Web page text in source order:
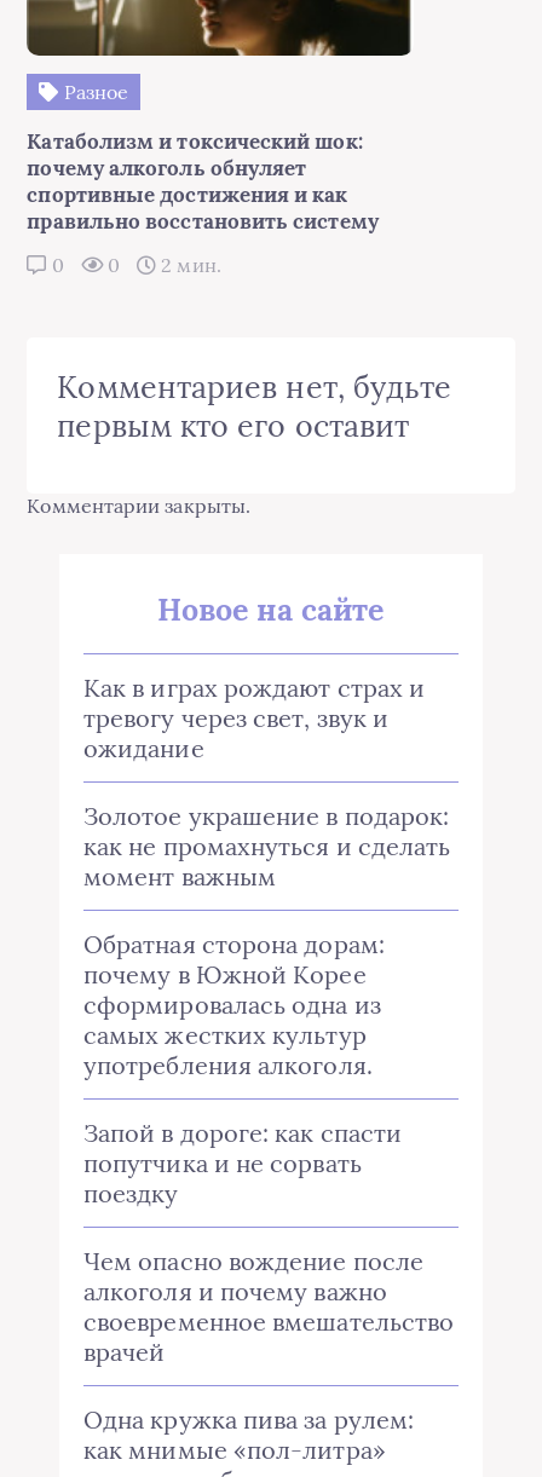
Разное
Катаболизм и токсический шок:
почему алкоголь обнуляет
спортивные достижения и как
правильно восстановить систему
0 0 2 мин.
Комментариев нет, будьте
первым кто его оставит
Комментарии закрыты.
Новое на сайте
Как в играх рождают страх и
тревогу через свет, звук и
ожидание
Золотое украшение в подарок:
как не промахнуться и сделать
момент важным
Обратная сторона дорам:
почему в Южной Корее
сформировалась одна из
самых жестких культур
употребления алкоголя.
Запой в дороге: как спасти
попутчика и не сорвать
поездку
Чем опасно вождение после
алкоголя и почему важно
своевременное вмешательство
врачей
Одна кружка пива за рулем:
как мнимые «пол-литра»